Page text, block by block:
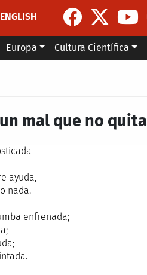
ENGLISH
Europa Cultura Científica
mal que no
ayuda,
nada.
enfrenada;